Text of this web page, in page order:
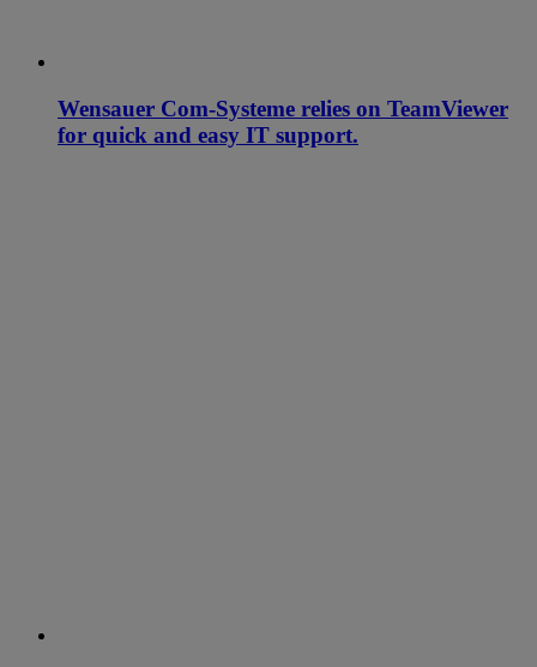
Wensauer Com-Systeme relies on TeamViewer
for quick and easy IT support.